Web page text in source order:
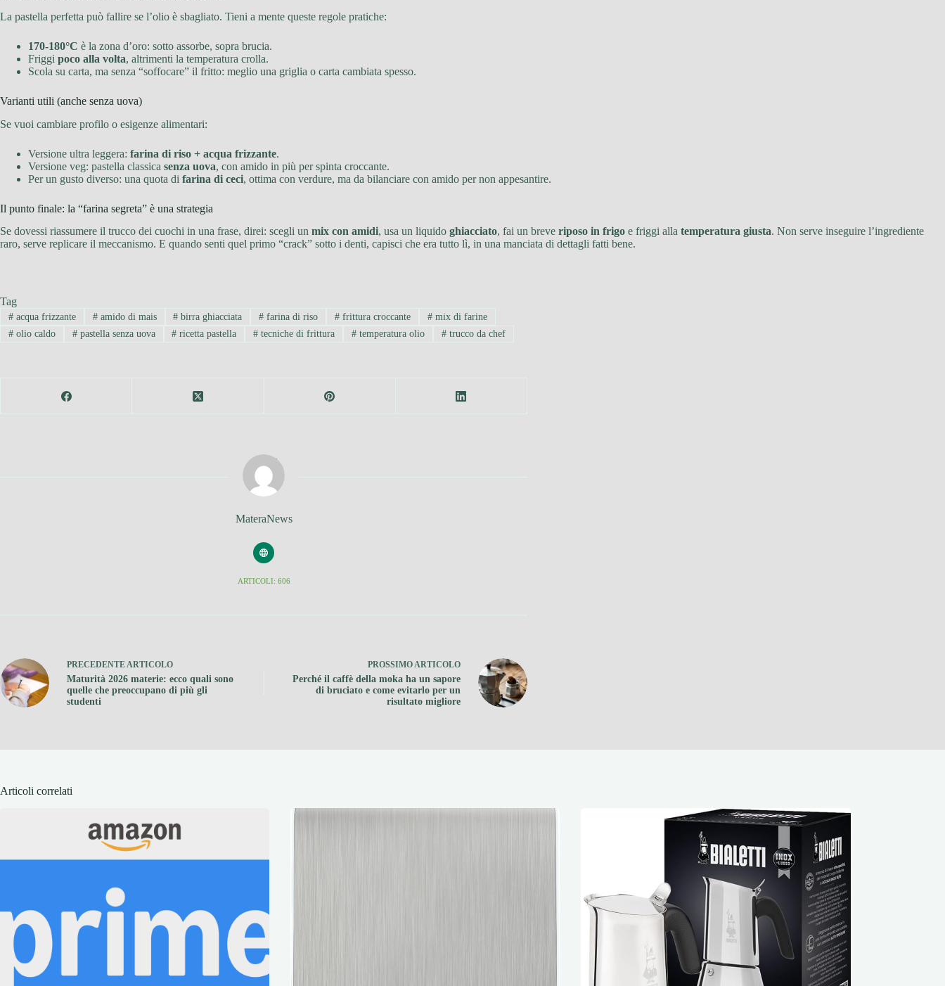
La pastella perfetta può fallire se l’olio è sbagliato. Tieni a mente queste regole pratiche:
170-180°C è la zona d’oro: sotto assorbe, sopra brucia.
Friggi poco alla volta, altrimenti la temperatura crolla.
Scola su carta, ma senza “soffocare” il fritto: meglio una griglia o carta cambiata spesso.
Varianti utili (anche senza uova)
Se vuoi cambiare profilo o esigenze alimentari:
Versione ultra leggera: farina di riso + acqua frizzante.
Versione veg: pastella classica senza uova, con amido in più per spinta croccante.
Per un gusto diverso: una quota di farina di ceci, ottima con verdure, ma da bilanciare con amido per non appesantire.
Il punto finale: la “farina segreta” è una strategia
Se dovessi riassumere il trucco dei cuochi in una frase, direi: scegli un mix con amidi, usa un liquido ghiacciato, fai un breve riposo in frigo e friggi alla temperatura giusta. Non serve inseguire l’ingrediente
raro, serve replicare il meccanismo. E quando senti quel primo “crack” sotto i denti, capisci che era tutto lì, in una manciata di dettagli fatti bene.
Tag
#acqua frizzante #amido di mais # birra ghiacciata # farina di riso # frittura croccante #mix di farine
#olio caldo #pastella senza uova # ricetta pastella # tecniche di frittura # temperatura olio #trucco da chef
MateraNews
ARTICOLI: 606
PRECEDENTEARTICOLO
Maturità 2026 materie: ecco quali sono
quelle che preoccupano di più gli
studenti
PROSSIMOARTICOLO
Perché il caffè della moka ha un sapore
di bruciato e come evitarlo per un
risultato migliore
Articoli correlati